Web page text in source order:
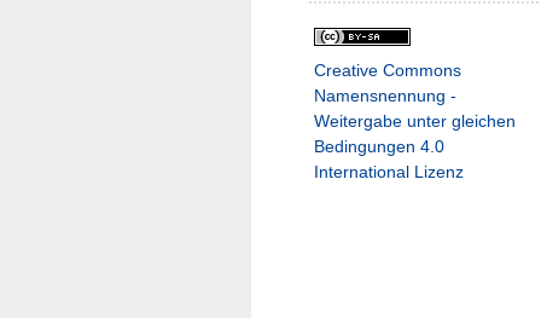
Creative Commons
Namensnennung -
Weitergabe unter gleichen
Bedingungen 4.0
International Lizenz